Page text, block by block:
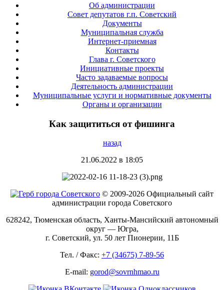
Об администрации
Совет депутатов г.п. Советский
Документы
Муниципальная служба
Интернет-приемная
Контакты
Глава г. Советского
Инициативные проекты
Часто задаваемые вопросы
Деятельность администрации
Муниципальные услуги и нормативные документы
Органы и организации
Как защититься от фишинга
назад
21.06.2022 в 18:05
© 2009-2026 Официальный сайт
администрации города Советского
628242, Тюменская область, Ханты-Мансийский автономный
округ — Югра,
г. Советский, ул. 50 лет Пионерии, 11Б
Тел. / Факс: +7 (34675) 7-89-56
E-mail: gorod@sovrnhmao.ru